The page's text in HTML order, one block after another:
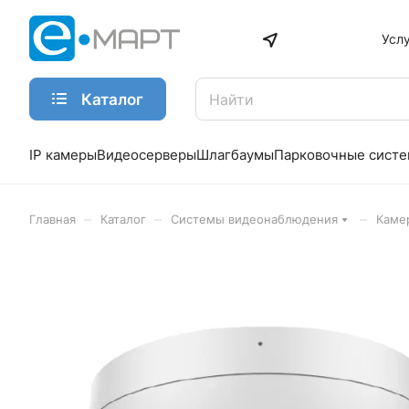
Каталог
IP камерыВидеосерверыШлагбаумыПарковочные
Главная Каталог Системы видеонаблюдения